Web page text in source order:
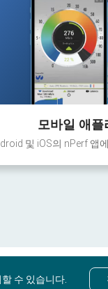
모바일 애플
및 iOS의 nPerf 앱
수 있습니다.